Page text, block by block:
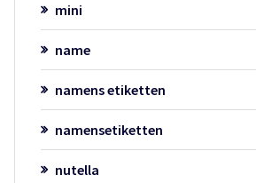
mini
name
namens etiketten
namensetiketten
nutella